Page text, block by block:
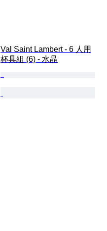
Val Saint Lambert - 6 人用
杯具組 (6) - 水晶